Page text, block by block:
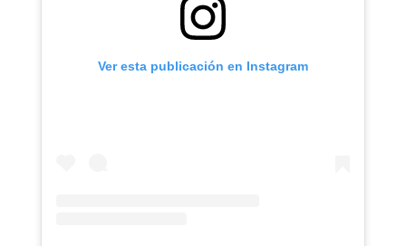
Ver esta publicación en Instagram